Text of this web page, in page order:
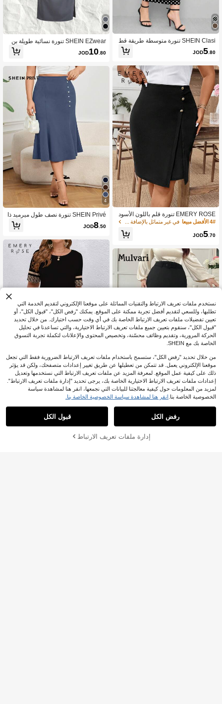
SHEIN Clasi تنورة متوسطة طريقة قط
ع مناسبة للحفلات والاستعمال اليومي وا
لأناقة والذهاب إلى العمل من نسيج مضلع
JOD5.80
EMERY ROSE تنورة قلم باللون الأسود
كبيرة الحجم، أنيقة وبسيطة للتنقل اليوم
4# الأفضل مبيعا
JOD5.70
Mulvari تنورة صلبة ذات لون موحد أنيقة
JOD7.84
%30-
SHEIN EZwear تنورة نسائية طويلة بن
صف الطول من الصوف الرمادي الأسود
JOD10.80
4
SHEIN Privé تنورة نصف طول ميرميد ذا
ت أزرار لؤلؤية على الحاشية لسيدات البد
ناء أنيقة ورومانسية، مناسبة لمواعيد عاط
JOD8.50
4
EMERY ROSE فستان صيفي بطبعات ه
ندسية مقاس كبير، مناسب للصيف
JOD8.20
أضف إلى عربة التسوق بنجاح
نستخدم ملفات تعريف الارتباط والتقنيات المماثلة على موقعنا الإلكتروني لتقديم الخدمة التي
تطلبها، وللسعي لتقديم أفضل تجربة ممكنة على الموقع. يمكنك "رفض الكل"، "قبول الكل"، أو
تعيين تفضيلات ملفات تعريف الارتباط الخاصة بك في أي وقت حسب اختيارك. من خلال تحديد
"قبول الكل"، سنقوم بتعيين جميع ملفات تعريف الارتباط الاختيارية، والتي تساعدنا في تحليل
الحركة المرورية، وتقديم وظائف محسّنة، وتخصيص المحتوى والإعلانات لتكملة تجربة التسوق
الخاصة بك مع SHEIN.
من خلال تحديد "رفض الكل"، ستسمح باستخدام ملفات تعريف الارتباط الضرورية فقط التي تجعل
موقعنا الإلكتروني يعمل. قد تتمكن من تعطيلها عن طريق تغيير إعدادات متصفحك، ولكن قد يؤثر
ذلك على كيفية عمل الموقع. لمعرفة المزيد عن ملفات تعريف الارتباط التي نستخدمها وتعديل
إعدادات ملفات تعريف الارتباط الاختيارية الخاصة بك، يرجى تحديد "إدارة ملفات تعريف الارتباط".
لمزيد من المعلومات حول كيفية معالجتنا للبيانات التي نجمعها، انقر هنا لمشاهدة سياسة
الخصوصية الخاصة بنا. انقر هنا لمشاهدة سياسة الخصوصية الخاصة بنا.
رفض الكل قبول الكل
إدارة ملفات تعريف الارتباط